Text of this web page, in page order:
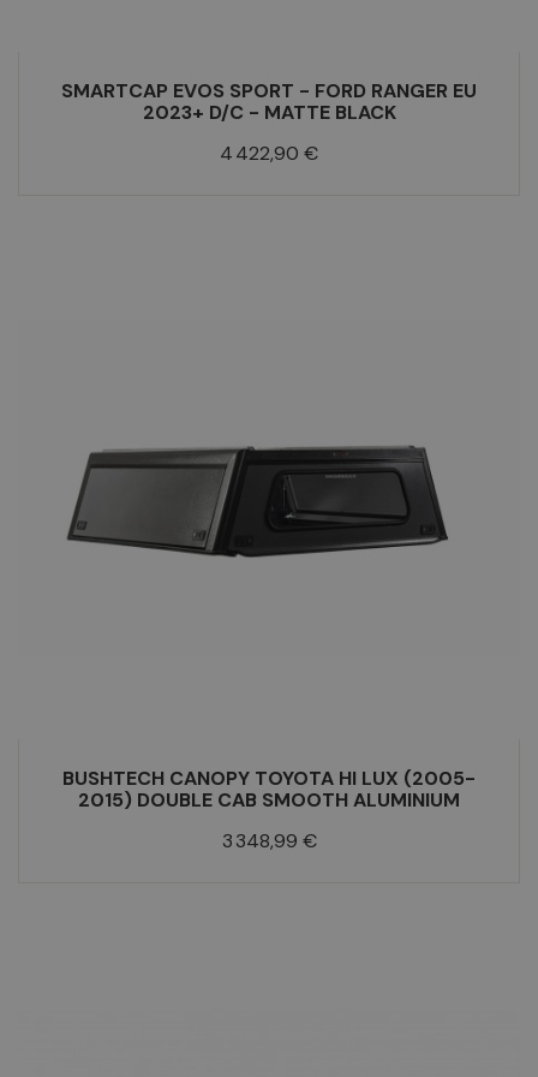
SMARTCAP EVOS SPORT - FORD RANGER EU
2023+ D/C - MATTE BLACK
Prix
4 422,90 €
BUSHTECH CANOPY TOYOTA HI LUX (2005-
2015) DOUBLE CAB SMOOTH ALUMINIUM
Prix
3 348,99 €